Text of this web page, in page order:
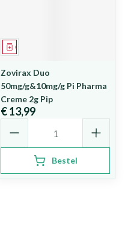
Geneesmiddel
Zovirax Duo
50mg/g&10mg/g Pi Pharma
Creme 2g Pip
€ 13,99
Bestel